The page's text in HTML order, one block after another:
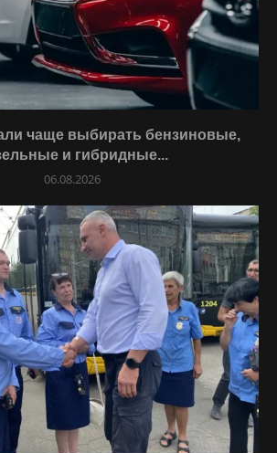
чаще выбирать бензиновые,
и гибридные...
06.08.2026